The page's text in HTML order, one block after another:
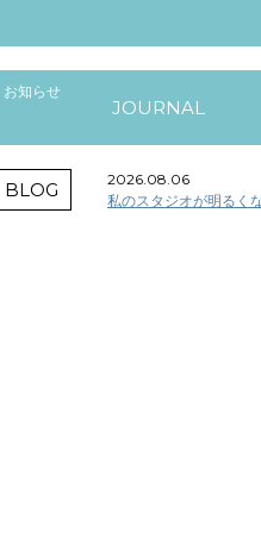
お知らせ
JOURNAL
BLOG
2026.08.06
私のスタジオが明るく